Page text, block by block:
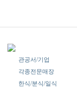
관공서/기업
각종전문매장
한식/분식/일식